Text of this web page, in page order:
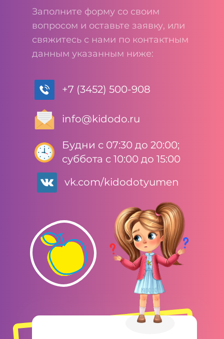
Заполните форму со своим
вопросом и оставьте заявку, или
свяжитесь с нами по контактным
данным указанным ниже:
+7 (3452) 500-908
info@kidodo.ru
Будни с 07:30 до 20:00;
суббота с 10:00 до 15:00
vk.com/kidodotyumen